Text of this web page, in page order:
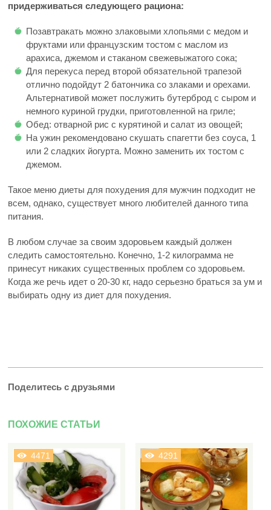
придерживаться следующего рациона:
Позавтракать можно злаковыми хлопьями с медом и
фруктами или французским тостом с маслом из
арахиса, джемом и стаканом свежевыжатого сока;
Для перекуса перед второй обязательной трапезой
отлично подойдут 2 батончика со злаками и орехами.
Альтернативой может послужить бутерброд с сыром и
немного куриной грудки, приготовленной на гриле;
Обед: отварной рис с курятиной и салат из овощей;
На ужин рекомендовано скушать спагетти без соуса, 1
или 2 сладких йогурта. Можно заменить их тостом с
джемом.
Такое меню диеты для похудения для мужчин подходит не
всем, однако, существует много любителей данного типа
питания.
В любом случае за своим здоровьем каждый должен
следить самостоятельно. Конечно, 1-2 килограмма не
принесут никаких существенных проблем со здоровьем.
Когда же речь идет о 20-30 кг, надо серьезно браться за ум и
выбирать одну из диет для похудения.
Поделитесь с друзьями
ПОХОЖИЕ СТАТЬИ
4471 4291